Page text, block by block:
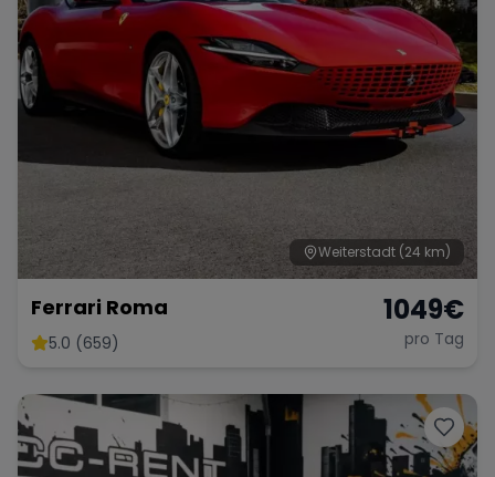
Weiterstadt (24 km)
Ferrari Roma
5.0 (659)
1049€
pro Tag